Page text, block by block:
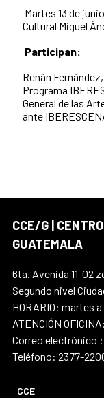
Martes 13 de
Cultural Miguel
Participan:
Renán Fernández,
Programa
General de las
ante
CCE/G |
GUATEMALA
6ta. Avenida 11-02
Segundo nivel
HORARIO: martes
ATENCIÓN
Correo electrónico
Teléfono: 2377-
CCE